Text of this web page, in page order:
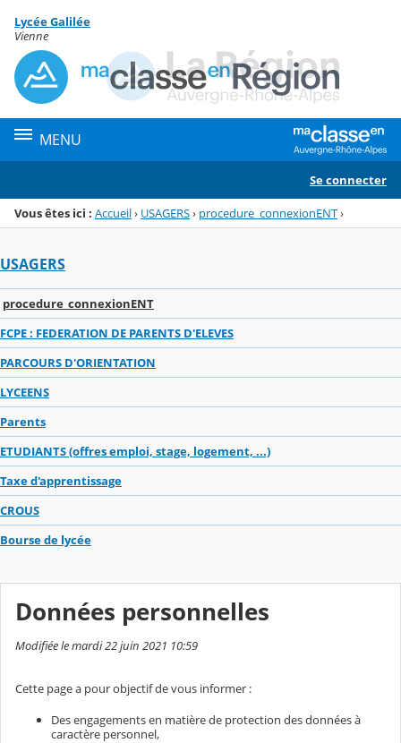
Menu de la rubrique
Contenu
Lycée Galilée
Vienne
MENU
Se connecter
Vous êtes ici : Accueil› USAGERS› procedure_connexionENT›
USAGERS
procedure_connexionENT
FCPE : FEDERATION DE PARENTS D'ELEVES
PARCOURS D'ORIENTATION
LYCEENS
Parents
ETUDIANTS (offres emploi, stage, logement, ...)
Taxe d'apprentissage
CROUS
Bourse de lycée
Données personnelles
Modifiée le mardi 22 juin 2021 10:59
Cette page a pour objectif de vous informer :
Des engagements en matière de protection des données à
caractère personnel,